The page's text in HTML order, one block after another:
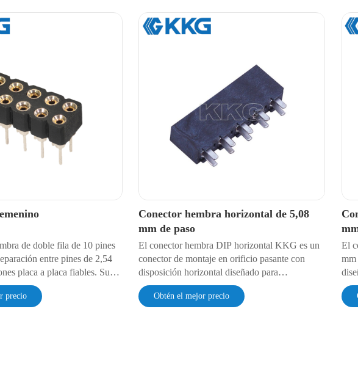
de doble fila de 10 pines
entre pines de 2,54
placa a placa fiables. Su
pasante, con contactos
aislante PBT UL94 V-0,
precio
Conector hembra horizontal de 5,08
mm de paso
El conector hembra DIP horizontal KKG es un
conector de montaje en orificio pasante con
disposición horizontal diseñado para
componentes DIP. Proporciona interconexiones
fiables y de bajo perfil en placas de circuito
Obtén el mejor precio
El
mm